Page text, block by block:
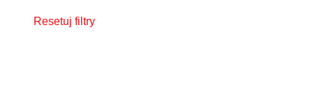
Resetuj filtry